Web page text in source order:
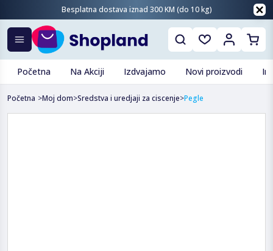
Besplatna dostava iznad 300 KM (do 10 kg)
Početna Na Akciji Izdvajamo Novi proizvodi
Početna >Moj dom>Sredstva i uredjaji za ciscenje>Pegle